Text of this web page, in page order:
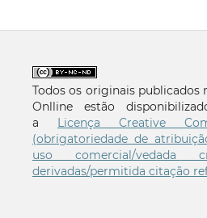
Todos os originais publicados
Onlline estão
a Licença Creative
(obrigatoriedade de
uso comercial/vedada
derivadas/permitida citação